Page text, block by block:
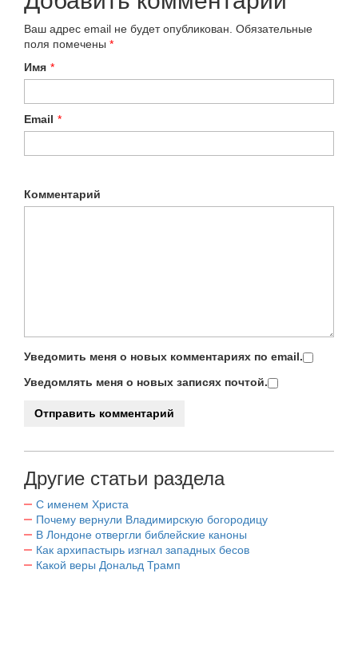
Ваш адрес email не будет опубликован. Обязательные
поля помечены *
Имя *
Email *
Комментарий
Уведомить меня о новых комментариях по email.
Уведомлять меня о новых записях почтой.
Другие статьи раздела
С именем Христа
Почему вернули Владимирскую богородицу
В Лондоне отвергли библейские каноны
Как архипастырь изгнал западных бесов
Какой веры Дональд Трамп